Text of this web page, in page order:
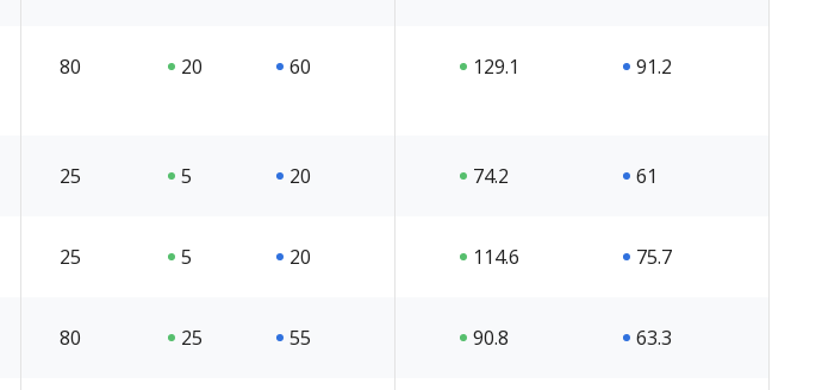
80 20 60 129.1 91.2
25 5 20 74.2 61
25 5 20 114.6 75.7
80 25 55 90.8 63.3